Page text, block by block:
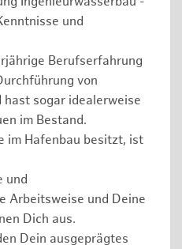
und
Berufserfahrung
von
hast sogar idealerweise
im Bestand.
im Hafenbau besitzt, ist
und
Arbeitsweise und Deine
Dich aus.
Dein ausgeprägtes